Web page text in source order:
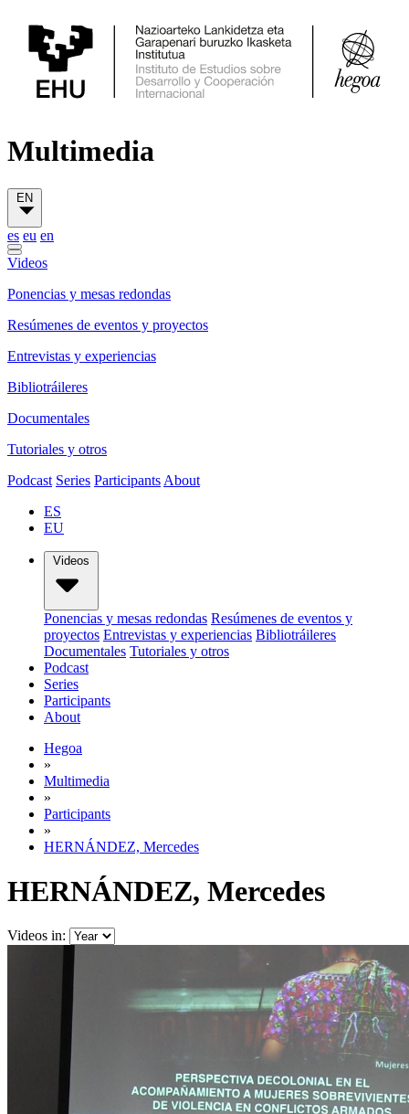
Multimedia
EN
es eu en
Videos
Ponencias y mesas redondas
Resúmenes de eventos y proyectos
Entrevistas y experiencias
Bibliotráileres
Documentales
Tutoriales y otros
Podcast Series Participants About
ES
EU
Videos
Ponencias y mesas redondas Resúmenes de eventos y
proyectos Entrevistas y experiencias Bibliotráileres
Documentales Tutoriales y otros
Podcast
Series
Participants
About
Hegoa
»
Multimedia
»
Participants
»
HERNÁNDEZ, Mercedes
HERNÁNDEZ, Mercedes
Videos in: